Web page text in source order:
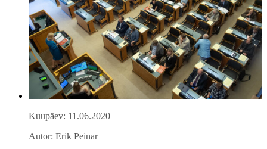
Kuupäev: 11.06.2020
Autor: Erik Peinar